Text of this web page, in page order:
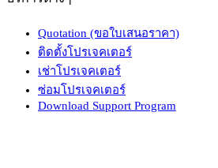
Quotation (ขอใบเสนอราคา)
ติดตั้งโปรเจคเตอร์
เช่าโปรเจคเตอร์
ซ่อมโปรเจคเตอร์
Download Support Program